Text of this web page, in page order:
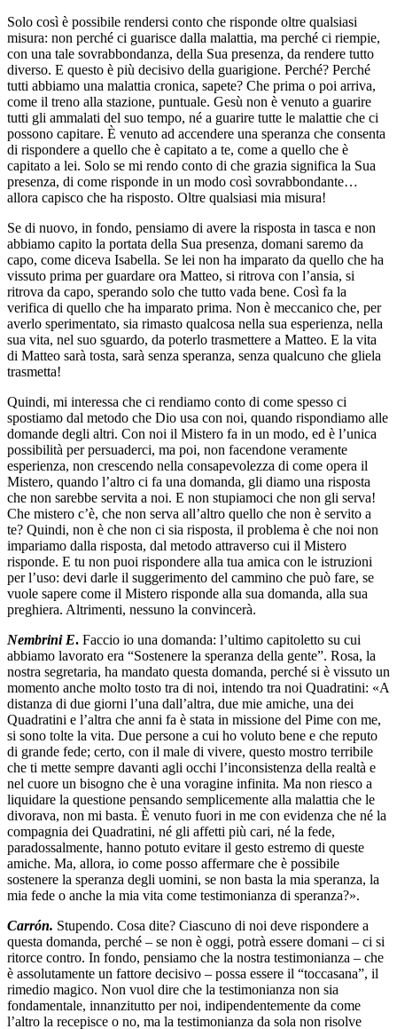
Solo così è possibile rendersi conto che risponde oltre qualsiasi
misura: non perché ci guarisce dalla malattia, ma perché ci riempie,
con una tale sovrabbondanza, della Sua presenza, da rendere tutto
diverso. E questo è più decisivo della guarigione. Perché? Perché
tutti abbiamo una malattia cronica, sapete? Che prima o poi arriva,
come il treno alla stazione, puntuale. Gesù non è venuto a guarire
tutti gli ammalati del suo tempo, né a guarire tutte le malattie che ci
possono capitare. È venuto ad accendere una speranza che consenta
di rispondere a quello che è capitato a te, come a quello che è
capitato a lei. Solo se mi rendo conto di che grazia significa la Sua
presenza, di come risponde in un modo così sovrabbondante…
allora capisco che ha risposto. Oltre qualsiasi mia misura!
Se di nuovo, in fondo, pensiamo di avere la risposta in tasca e non
abbiamo capito la portata della Sua presenza, domani saremo da
capo, come diceva Isabella. Se lei non ha imparato da quello che ha
vissuto prima per guardare ora Matteo, si ritrova con l’ansia, si
ritrova da capo, sperando solo che tutto vada bene. Così fa la
verifica di quello che ha imparato prima. Non è meccanico che, per
averlo sperimentato, sia rimasto qualcosa nella sua esperienza, nella
sua vita, nel suo sguardo, da poterlo trasmettere a Matteo. E la vita
di Matteo sarà tosta, sarà senza speranza, senza qualcuno che gliela
trasmetta!
Quindi, mi interessa che ci rendiamo conto di come spesso ci
spostiamo dal metodo che Dio usa con noi, quando rispondiamo alle
domande degli altri. Con noi il Mistero fa in un modo, ed è l’unica
possibilità per persuaderci, ma poi, non facendone veramente
esperienza, non crescendo nella consapevolezza di come opera il
Mistero, quando l’altro ci fa una domanda, gli diamo una risposta
che non sarebbe servita a noi. E non stupiamoci che non gli serva!
Che mistero c’è, che non serva all’altro quello che non è servito a
te? Quindi, non è che non ci sia risposta, il problema è che noi non
impariamo dalla risposta, dal metodo attraverso cui il Mistero
risponde. E tu non puoi rispondere alla tua amica con le istruzioni
per l’uso: devi darle il suggerimento del cammino che può fare, se
vuole sapere come il Mistero risponde alla sua domanda, alla sua
preghiera. Altrimenti, nessuno la convincerà.
Nembrini E. Faccio io una domanda: l’ultimo capitoletto su cui
abbiamo lavorato era “Sostenere la speranza della gente”. Rosa, la
nostra segretaria, ha mandato questa domanda, perché si è vissuto un
momento anche molto tosto tra di noi, intendo tra noi Quadratini: «A
distanza di due giorni l’una dall’altra, due mie amiche, una dei
Quadratini e l’altra che anni fa è stata in missione del Pime con me,
si sono tolte la vita. Due persone a cui ho voluto bene e che reputo
di grande fede; certo, con il male di vivere, questo mostro terribile
che ti mette sempre davanti agli occhi l’inconsistenza della realtà e
nel cuore un bisogno che è una voragine infinita. Ma non riesco a
liquidare la questione pensando semplicemente alla malattia che le
divorava, non mi basta. È venuto fuori in me con evidenza che né la
compagnia dei Quadratini, né gli affetti più cari, né la fede,
paradossalmente, hanno potuto evitare il gesto estremo di queste
amiche. Ma, allora, io come posso affermare che è possibile
sostenere la speranza degli uomini, se non basta la mia speranza, la
mia fede o anche la mia vita come testimonianza di speranza?».
Carrón. Stupendo. Cosa dite? Ciascuno di noi deve rispondere a
questa domanda, perché – se non è oggi, potrà essere domani – ci si
ritorce contro. In fondo, pensiamo che la nostra testimonianza – che
è assolutamente un fattore decisivo – possa essere il “toccasana”, il
rimedio magico. Non vuol dire che la testimonianza non sia
fondamentale, innanzitutto per noi, indipendentemente da come
l’altro la recepisce o no, ma la testimonianza da sola non risolve